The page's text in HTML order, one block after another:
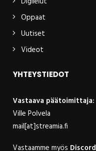
Oppaat
Uutiset
Videot
YHTEYSTIEDOT
Vastaava päätoimittaja:
Ville Polvela
mail[at]streamia.fi
Vastaamme myös Discord